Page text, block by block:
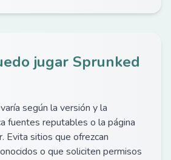
jugar Sprunked
según la versión y la
fuentes reputables o la página
Evita sitios que ofrezcan
o que soliciten permisos